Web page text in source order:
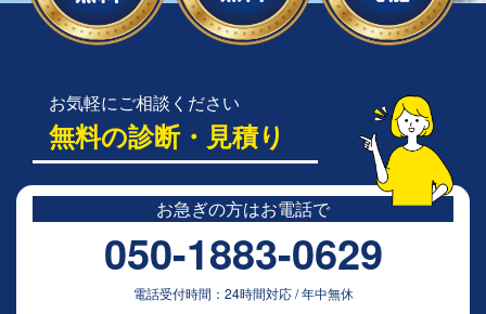
お気軽にご相談ください
無料の診断・見積り
お急ぎの方はお電話で
050-1883-0629
電話受付時間： 24時間対応/年中無休